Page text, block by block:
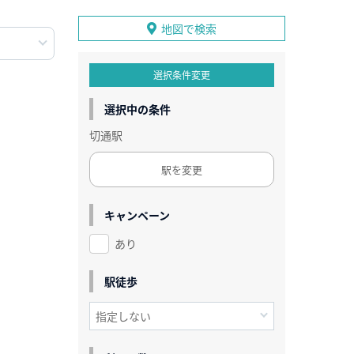
地図で検索
選択条件変更
選択中の条件
切通駅
駅を変更
キャンペーン
あり
駅徒歩